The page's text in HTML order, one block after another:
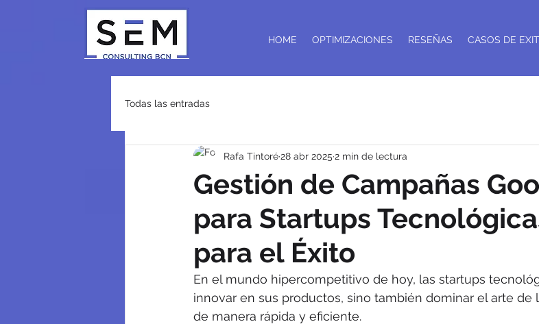
HOME OPTIMIZACIONES RESEÑAS CASOS DE
Todas las entradas
Gestión de Campañas
para Startups
para el Éxito
Rafa Tintoré28 abr 2025 2 min de lectura
En el mundo hipercompetitivo de hoy, las startups
innovar en sus productos, sino también dominar el arte
de manera rápida y eficiente.